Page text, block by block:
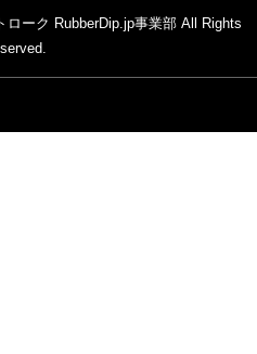
ーク RubberDip.jp事業部 All Rights